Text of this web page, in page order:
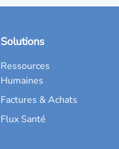
Solutions
Ressources
Humaines
Factures & Achats
Flux Santé